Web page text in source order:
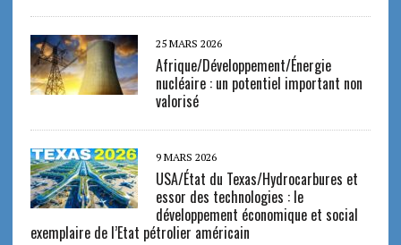
25 MARS 2026
Afrique/Développement/Énergie
nucléaire : un potentiel important non
valorisé
9 MARS 2026
USA/État du Texas/Hydrocarbures et
essor des technologies : le
développement économique et social
exemplaire de l’Etat pétrolier américain